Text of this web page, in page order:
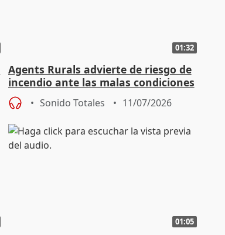
01:32
Agents Rurals advierte de riesgo de
incendio ante las malas condiciones
Sonido Totales 11/07/2026
01:05